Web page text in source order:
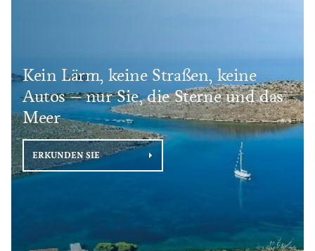
Kein Lärm, keine Straßen, keine
Autos – nur Sie, die Sterne und das
Meer
ERKUNDEN SIE